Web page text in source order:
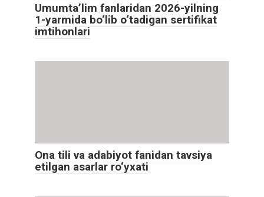
Umumta’lim fanlaridan 2026-yilning
1-yarmida bo‘lib o‘tadigan sertifikat
imtihonlari
Ona tili va adabiyot fanidan tavsiya
etilgan asarlar ro‘yxati